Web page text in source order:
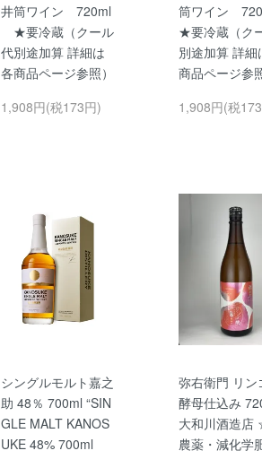
井筒ワイン 720ml
★要冷蔵（クール
代別途加算 詳細は
各商品ページ参照）
1,908円(税173円)
筒ワイン
★要冷蔵（ク
別途加算 詳細
商品ページ参
1,908円(税
シングルモルト嘉之
助 48％ 700ml “SIN
GLE MALT KANOS
UKE 48% 700ml
弥右衛門 リン
酵母仕込み
大和川酒造店
農薬・減化学